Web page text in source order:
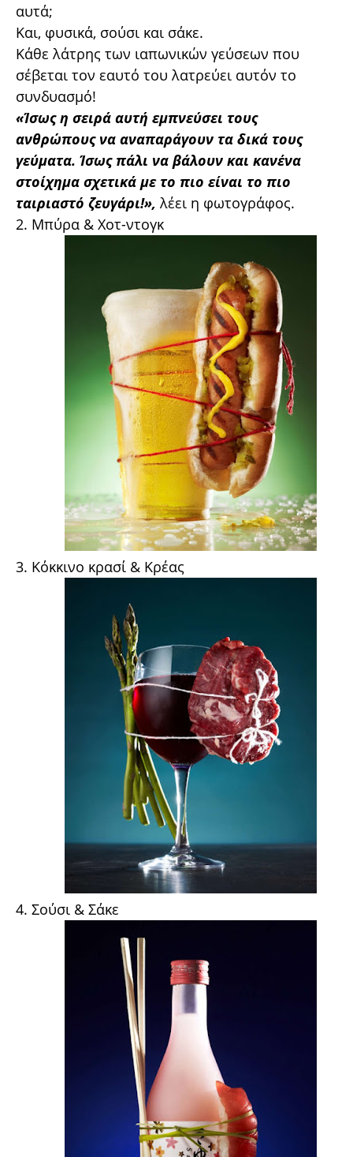
αυτά;
Και, φυσικά, σούσι και σάκε.
Κάθε λάτρης των ιαπωνικών γεύσεων που
σέβεται τον εαυτό του λατρεύει αυτόν το
συνδυασμό!
«Ίσως η σειρά αυτή εμπνεύσει τους
ανθρώπους να αναπαράγουν τα δικά τους
γεύματα. Ίσως πάλι να βάλουν και κανένα
στοίχημα σχετικά με το πιο είναι το πιο
ταιριαστό ζευγάρι!», λέει η φωτογράφος.
2. Μπύρα & Χοτ-ντογκ
3. Κόκκινο κρασί & Κρέας
4. Σούσι & Σάκε